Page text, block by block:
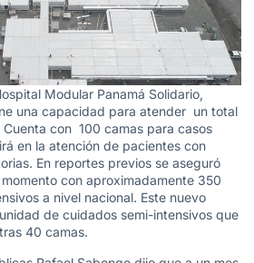
Modular Panamá Solidario,
una capacidad para atender un total
con 100 camas para casos
en la atención de pacientes con
En reportes previos se aseguró
con aproximadamente 350
a nivel nacional. Este nuevo
de cuidados semi-intensivos que
40 camas.